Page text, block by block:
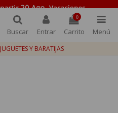
Buscar Entrar
0
Carrito Menú
JUGUETES Y BARATIJAS